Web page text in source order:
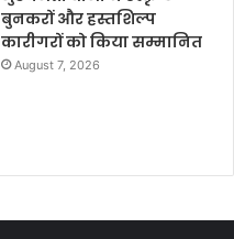
बुनकरों और हस्तशिल्प
कारीगरों को किया सम्मानित
August 7, 2026